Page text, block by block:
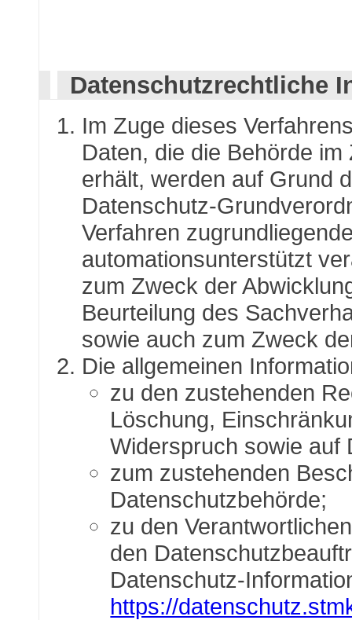
Datenschutzrechtliche
Im Zuge dieses
Daten, die die Behörde
erhält, werden auf Grund
Datenschutz-
Verfahren
automationsunterstützt
zum Zweck der
Beurteilung des
sowie auch zum Zweck
Die allgemeinen
zu den zustehenden
Löschung,
Widerspruch sowie auf
zum zustehenden
Datenschutzbehörde;
zu den
den
Datenschutz-
https://